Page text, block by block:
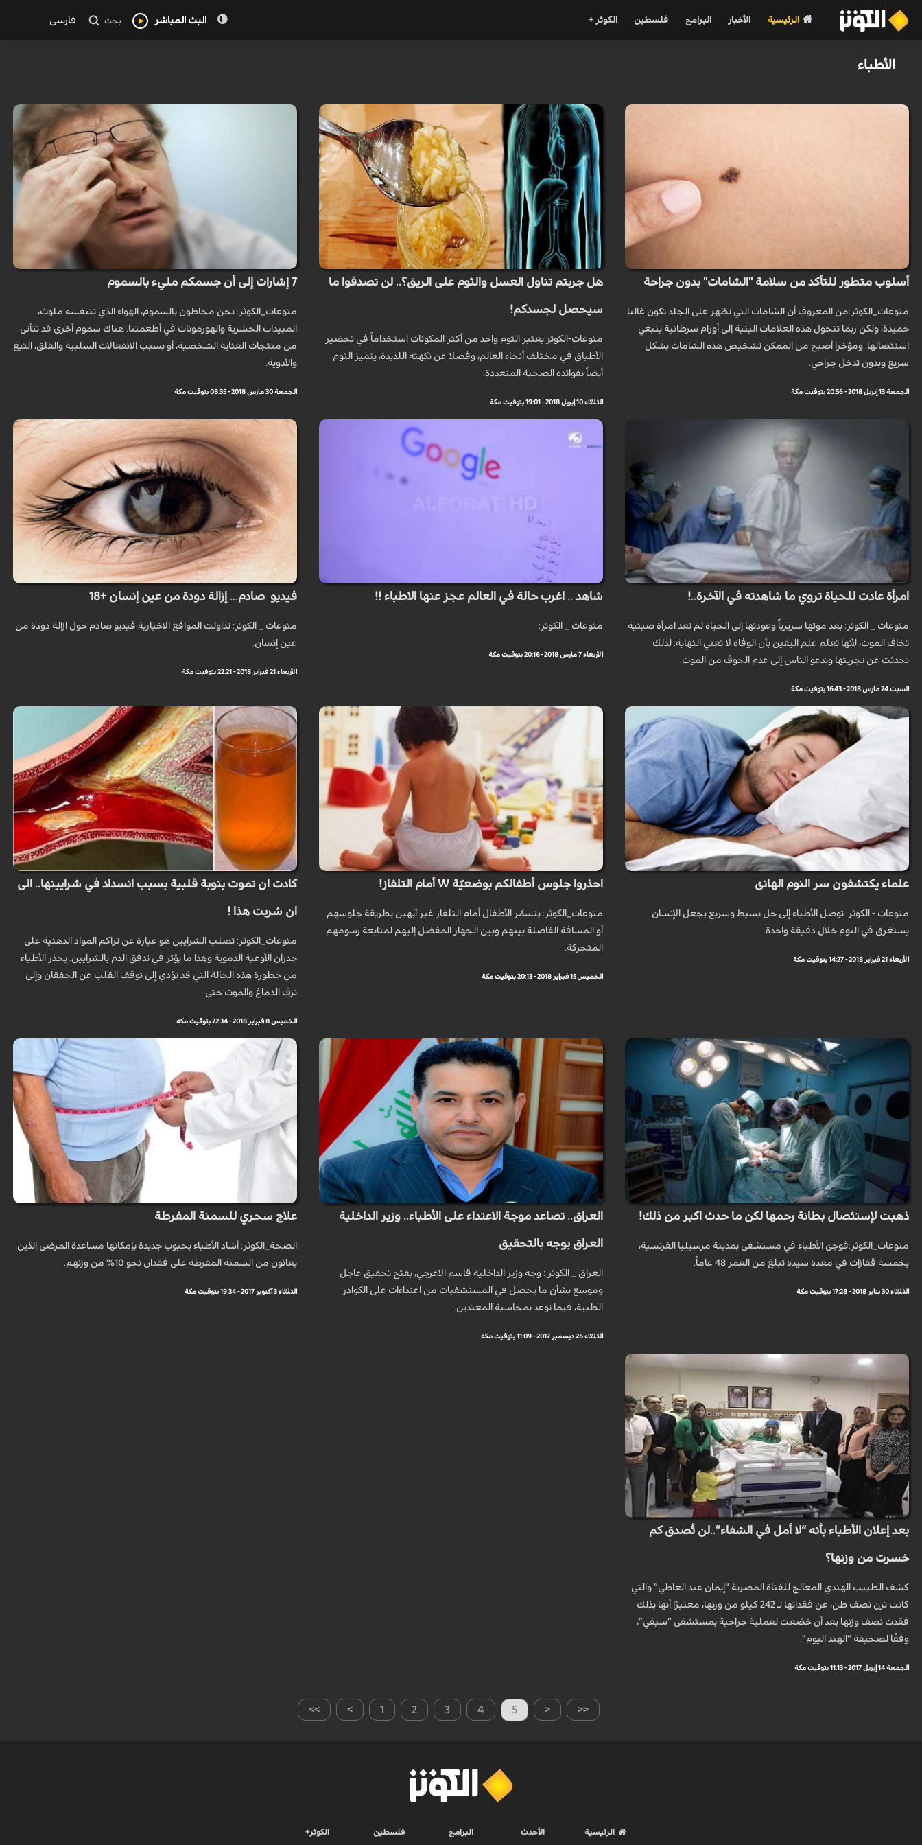
الرئيسية الأخبار البرامج فلسطين الكوثر + البث المباشر بحث فارسی
الأطباء
أسلوب متطور للتأكد من سلامة "الشامات" بدون جراحة
منوعات_الكوثر:من المعروف أن الشامات التي تظهر على الجلد تكون غالبا
حميدة، ولكن ربما تتحول هذه العلامات البنية إلى أورام سرطانية ينبغي
استئصالها. ومؤخرا أصبح من الممكن تشخيص هذه الشامات بشكل
سريع وبدون تدخل جراحي.
الجمعة 13 إبريل 2018 - 20:56 بتوقيت مكة
هل جربتم تناول العسل والثوم على الريق؟.. لن تصدقوا ما
سيحصل لجسدكم!
منوعات-الكوثر:يعتبر الثوم واحد من أكثر المكونات استخداماً في تحضير
الأطباق في مختلف أنحاء العالم، وفضلا عن نكهته اللذيذة، يتميز الثوم
أيضاً بفوائده الصحية المتعددة.
الثلاثاء 10 إبريل 2018 - 19:01 بتوقيت مكة
7 إشارات إلى أن جسمكم مليء بالسموم
منوعات_الكوثر: نحن محاطون بالسموم، الهواء الذي نتنفسه ملوث،
المبيدات الحشرية والهورمونات في أطعمتنا. هناك سموم أخرى قد تتأتى
من منتجات العناية الشخصية، أو بسبب الانفعالات السلبية والقلق، التبغ
والأدوية.
الجمعة 30 مارس 2018 - 08:35 بتوقيت مكة
امرأة عادت للحياة تروي ما شاهدته في الآخرة..!
منوعات _ الكوثر: بعد موتها سريرياً وعودتها إلى الحياة لم تعد امرأة صينية
تخاف الموت، لأنها تعلم علم اليقين بأن الوفاة لا تعني النهاية. لذلك
تحدثت عن تجربتها وتدعو الناس إلى عدم الخوف من الموت.
السبت 24 مارس 2018 - 16:43 بتوقيت مكة
شاهد .. اغرب حالة في العالم عجز عنها الاطباء !!
منوعات _ الكوثر:
الأربعاء 7 مارس 2018 - 20:16 بتوقيت مكة
فيديو صادم... إزالة دودة من عين إنسان +18
منوعات _ الكوثر: تداولت المواقع الاخبارية فيديو صادم حول ازالة دودة من
عين إنسان.
الأربعاء 21 فبراير 2018 - 22:21 بتوقيت مكة
علماء يكتشفون سر النوم الهانئ
منوعات - الكوثر: توصل الأطباء إلى حل بسيط وسريع يجعل الإنسان
يستغرق في النوم خلال دقيقة واحدة.
الأربعاء 21 فبراير 2018 - 14:27 بتوقيت مكة
احذروا جلوس أطفالكم بوضعيّة W أمام التلفاز!
منوعات_الكوثر: يتسمَّر الأطفال أمام التلفاز غير آبهين بطريقة جلوسهم
أو المسافة الفاصلة بينهم وبين الجهاز المفضل إليهم لمتابعة رسومهم
المتحركة.
الخميس 15 فبراير 2018 - 20:13 بتوقيت مكة
كادت ان تموت بنوبة قلبية بسبب انسداد في شرايينها.. الى
ان شربت هذا !
منوعات_الكوثر: تصلب الشرايين هو عبارة عن تراكم المواد الدهنية على
جدران الأوعية الدموية وهذا ما يؤثر في تدفق الدم بالشرايين. يحذر الأطباء
من خطورة هذه الحالة التي قد تؤدي إلى توقف القلب عن الخفقان وإلى
نزف الدماغ والموت حتى.
الخميس 8 فبراير 2018 - 22:34 بتوقيت مكة
ذهبت لإستئصال بطانة رحمها لكن ما حدث اكبر من ذلك!
منوعات_الكوثر:فوجئ الأطباء في مستشفى بمدينة مرسيليا الفرنسية،
بخمسة قفازات في معدة سيدة تبلغ من العمر 48 عاماً.
الثلاثاء 30 يناير 2018 - 17:28 بتوقيت مكة
العراق.. تصاعد موجة الاعتداء على الأطباء.. وزير الداخلية
العراق يوجه بالتحقيق
العراق _ الكوثر : وجه وزير الداخلية قاسم الاعرجي، بفتح تحقيق عاجل
وموسع بشأن ما يحصل في المستشفيات من اعتداءات على الكوادر
الطبية، فيما توعد بمحاسبة المعتدين.
الثلاثاء 26 ديسمبر 2017 - 11:09 بتوقيت مكة
علاج سحري للسمنة المفرطة
الصحة_الكوثر: أشاد الأطباء بحبوب جديدة بإمكانها مساعدة المرضى الذين
يعانون من السمنة المفرطة على فقدان نحو 10% من وزنهم.
الثلاثاء 3 أكتوبر 2017 - 19:34 بتوقيت مكة
بعد إعلان الأطباء بأنه “لا أمل في الشفاء”..لن تُصدق كم
خسرت من وزنها؟
كشف الطبيب الهندي المعالج للفتاة المصرية “إيمان عبد العاطي” والتي
كانت تزن نصف طن، عن فقدانها لـ 242 كيلو من وزنها، معتبرًا أنها بذلك
فقدت نصف وزنها بعد أن خضعت لعملية جراحية بمستشفى “سيفي”،
وفقًا لصحيفة “الهند اليوم”.
الجمعة 14 إبريل 2017 - 11:13 بتوقيت مكة
>> > 1 2 3 4 5 < <<
الرئيسية الأحدث البرامج فلسطين الكوثر+